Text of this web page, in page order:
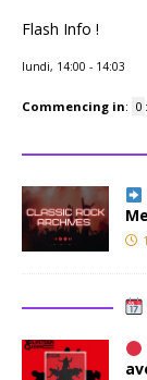
Flash Info !
lundi, 14:00 - 14:03
Commencing in: 0 :